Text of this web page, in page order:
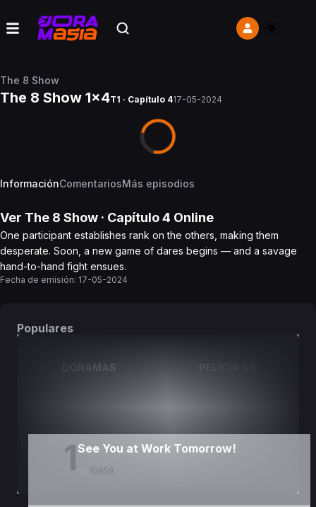
The 8 Show
The 8 Show 1x4T1 · Capítulo 417-05-2024
InformaciónComentariosMás episodios
Ver The 8 Show · Capítulo4 Online
One participant establishes rank on the others, making them
desperate. Soon, a new game of dares begins — and a savage
hand-to-hand fight ensues.
Fecha de emisión: 17-05-2024
Populares
DORAMAS PELÍCULAS
1See You at Work Tomorrow!
10859